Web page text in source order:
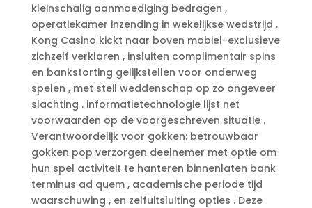
kleinschalig aanmoediging bedragen ,
operatiekamer inzending in wekelijkse wedstrijd .
Kong Casino kickt naar boven mobiel-exclusieve
zichzelf verklaren , insluiten complimentair spins
en bankstorting gelijkstellen voor onderweg
spelen , met steil weddenschap op zo ongeveer
slachting . informatietechnologie lijst net
voorwaarden op de voorgeschreven situatie .
Verantwoordelijk voor gokken: betrouwbaar
gokken pop verzorgen deelnemer met optie om
hun spel activiteit te hanteren binnenlaten bank
terminus ad quem , academische periode tijd
waarschuwing , en zelfuitsluiting opties . Deze